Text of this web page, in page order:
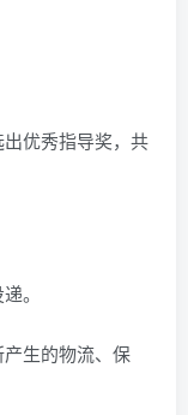
优秀指导奖，共
。
生的物流、保